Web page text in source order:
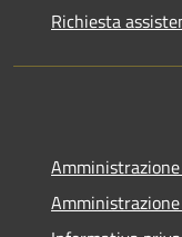
Richiesta